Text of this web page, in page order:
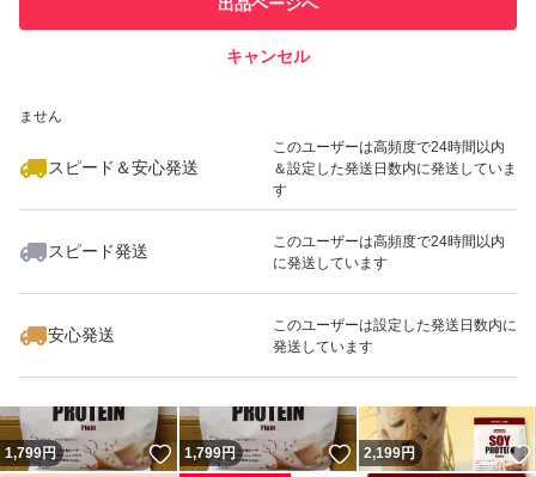
での取引実績があります
ません
スピード＆安心発送
このユーザーは高頻度で24時間以内
＆設定した発送日数内に発送していま
す
スピード発送
このユーザーは高頻度で24時間以内
に発送しています
安心発送
このユーザーは設定した発送日数内に
発送しています
キャンセル
いいね！
2,250
1,799円 いいね！
1,799円 いいね！
2,199円